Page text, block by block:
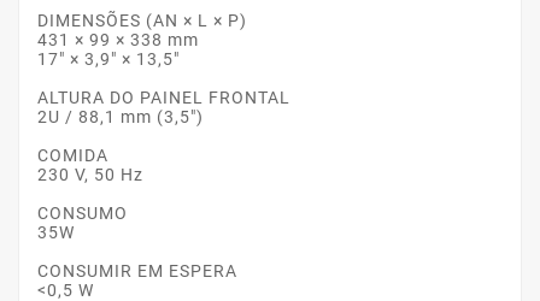
DIMENSÕES (AN × L × P)
431 × 99 × 338 mm
17" × 3,9" × 13,5"
ALTURA DO PAINEL FRONTAL
2U / 88,1 mm (3,5")
COMIDA
230 V, 50 Hz
CONSUMO
35W
CONSUMIR EM ESPERA
<0,5 W